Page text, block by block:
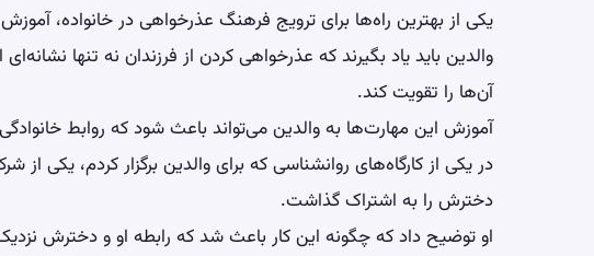
یکی از بهترین راه‌ها برای ترویج فرهنگ عذرخواهی در خانواده،
والدین باید یاد بگیرند که عذرخواهی کردن از فرزندان نه تنها
آن‌ها را تقویت کند.
آموزش این مهارت‌ها به والدین می‌تواند باعث شود که روابط
در یکی از کارگاه‌های روانشناسی که برای والدین برگزار کردم، یکی از
دخترش را به اشتراک گذاشت.
او توضیح داد که چگونه این کار باعث شد که رابطه او و دخترش